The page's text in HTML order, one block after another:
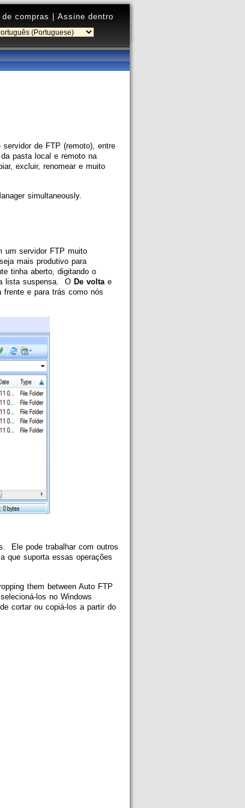
compras
Assine dentro
de FTP (remoto), entre
pasta local e remoto na
excluir, renomear e muito
simultaneously.
um servidor FTP muito
mais produtivo para
tinha aberto, digitando o
lista suspensa. O De voltae
frente e para trás como nós
Ele pode trabalhar com outros
que suporta essas operações
them between Auto FTP
los no Windows
cortar ou copiá-los a partir do